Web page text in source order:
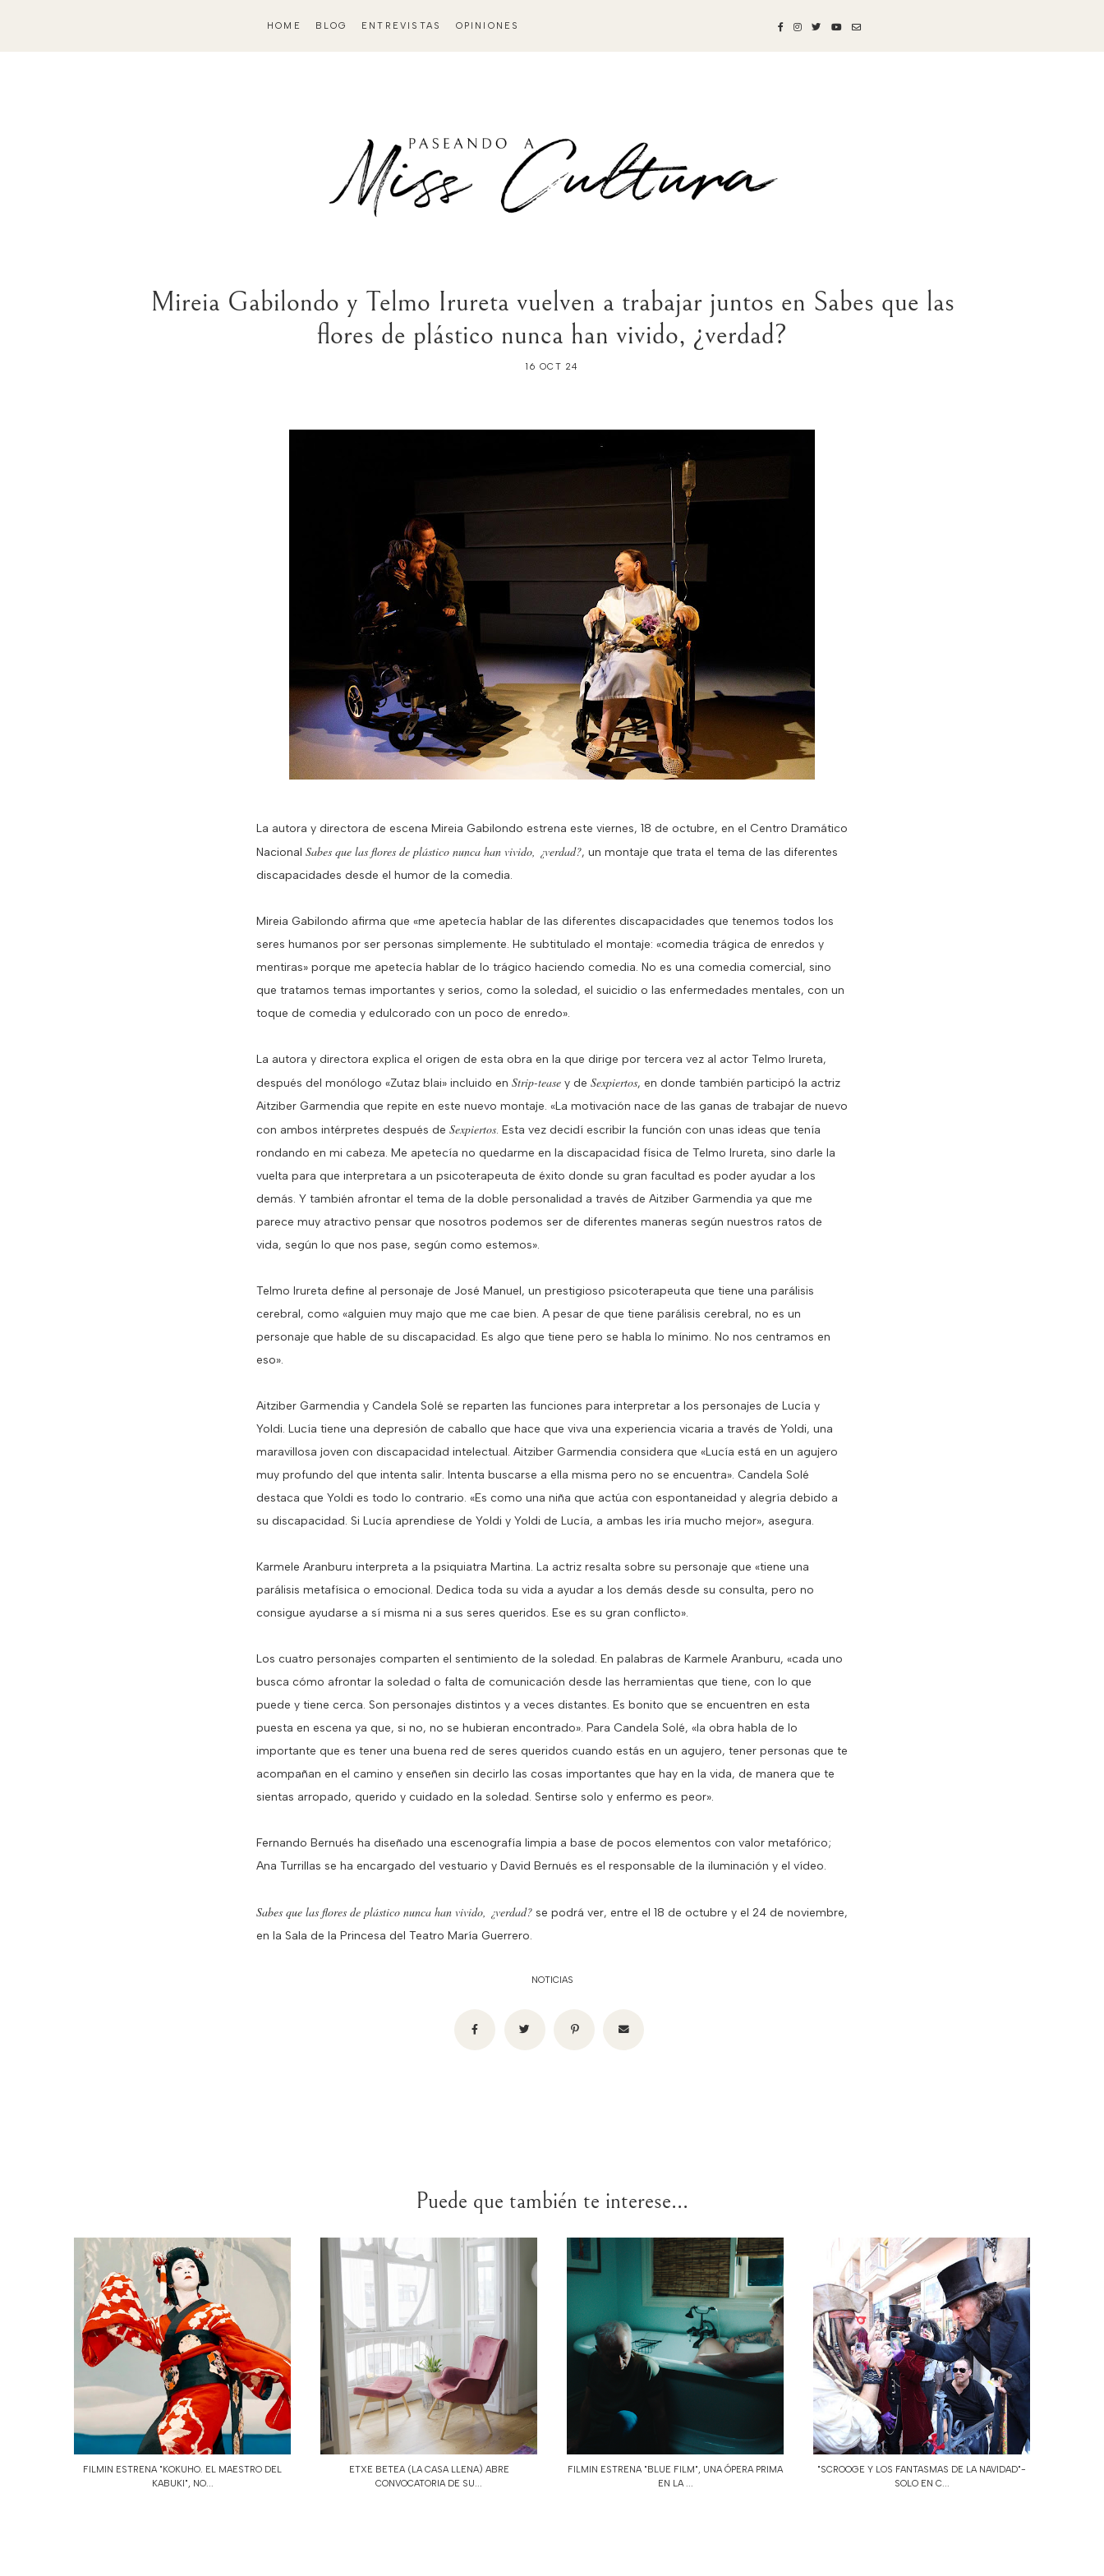
HOME BLOG ENTREVISTAS OPINIONES
Mireia Gabilondo y Telmo Irureta vuelven a trabajar juntos en Sabes que las
flores de plástico nunca han vivido, ¿verdad?
16 OCT 24
La autora y directora de escena Mireia Gabilondo estrena este viernes, 18 de octubre, en el Centro Dramático
Nacional Sabes que las flores de plástico nunca han vivido, ¿verdad?, un montaje que trata el tema de las diferentes
discapacidades desde el humor de la comedia.
Mireia Gabilondo afirma que «me apetecía hablar de las diferentes discapacidades que tenemos todos los
seres humanos por ser personas simplemente. He subtitulado el montaje: «comedia trágica de enredos y
mentiras» porque me apetecía hablar de lo trágico haciendo comedia. No es una comedia comercial, sino
que tratamos temas importantes y serios, como la soledad, el suicidio o las enfermedades mentales, con un
toque de comedia y edulcorado con un poco de enredo».
La autora y directora explica el origen de esta obra en la que dirige por tercera vez al actor Telmo Irureta,
después del monólogo «Zutaz blai» incluido en Strip-tease y de Sexpiertos, en donde también participó la actriz
Aitziber Garmendia que repite en este nuevo montaje. «La motivación nace de las ganas de trabajar de nuevo
con ambos intérpretes después de Sexpiertos. Esta vez decidí escribir la función con unas ideas que tenía
rondando en mi cabeza. Me apetecía no quedarme en la discapacidad física de Telmo Irureta, sino darle la
vuelta para que interpretara a un psicoterapeuta de éxito donde su gran facultad es poder ayudar a los
demás. Y también afrontar el tema de la doble personalidad a través de Aitziber Garmendia ya que me
parece muy atractivo pensar que nosotros podemos ser de diferentes maneras según nuestros ratos de
vida, según lo que nos pase, según como estemos».
Telmo Irureta define al personaje de José Manuel, un prestigioso psicoterapeuta que tiene una parálisis
cerebral, como «alguien muy majo que me cae bien. A pesar de que tiene parálisis cerebral, no es un
personaje que hable de su discapacidad. Es algo que tiene pero se habla lo mínimo. No nos centramos en
eso».
Aitziber Garmendia y Candela Solé se reparten las funciones para interpretar a los personajes de Lucía y
Yoldi. Lucía tiene una depresión de caballo que hace que viva una experiencia vicaria a través de Yoldi, una
maravillosa joven con discapacidad intelectual. Aitziber Garmendia considera que «Lucía está en un agujero
muy profundo del que intenta salir. Intenta buscarse a ella misma pero no se encuentra». Candela Solé
destaca que Yoldi es todo lo contrario. «Es como una niña que actúa con espontaneidad y alegría debido a
su discapacidad. Si Lucía aprendiese de Yoldi y Yoldi de Lucía, a ambas les iría mucho mejor», asegura.
Karmele Aranburu interpreta a la psiquiatra Martina. La actriz resalta sobre su personaje que «tiene una
parálisis metafísica o emocional. Dedica toda su vida a ayudar a los demás desde su consulta, pero no
consigue ayudarse a sí misma ni a sus seres queridos. Ese es su gran conflicto».
Los cuatro personajes comparten el sentimiento de la soledad. En palabras de Karmele Aranburu, «cada uno
busca cómo afrontar la soledad o falta de comunicación desde las herramientas que tiene, con lo que
puede y tiene cerca. Son personajes distintos y a veces distantes. Es bonito que se encuentren en esta
puesta en escena ya que, si no, no se hubieran encontrado». Para Candela Solé, «la obra habla de lo
importante que es tener una buena red de seres queridos cuando estás en un agujero, tener personas que te
acompañan en el camino y enseñen sin decirlo las cosas importantes que hay en la vida, de manera que te
sientas arropado, querido y cuidado en la soledad. Sentirse solo y enfermo es peor».
Fernando Bernués ha diseñado una escenografía limpia a base de pocos elementos con valor metafórico;
Ana Turrillas se ha encargado del vestuario y David Bernués es el responsable de la iluminación y el vídeo.
Sabes que las flores de plástico nunca han vivido, ¿verdad? se podrá ver, entre el 18 de octubre y el 24 de noviembre,
en la Sala de la Princesa del Teatro María Guerrero.
NOTICIAS
Puede que también te interese...
FILMIN ESTRENA "KOKUHO. EL MAESTRO DEL
KABUKI", NO...
ETXE BETEA (LA CASA LLENA) ABRE
CONVOCATORIA DE SU...
FILMIN ESTRENA "BLUE FILM", UNA ÓPERA PRIMA
EN LA ...
"SCROOGE Y LOS FANTASMAS DE LA NAVIDAD"-
SOLO EN C...